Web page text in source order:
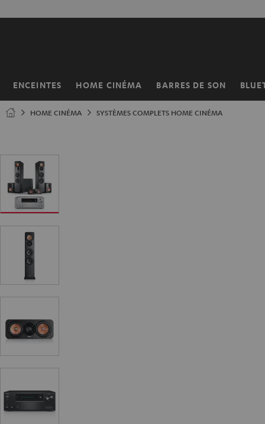
50%
ENCEINTES HOME CINÉMA BARRES DE SON
Page
d’accueil
HOME CINÉMA SYSTÈMES COMPLETS HOME CINÉMA